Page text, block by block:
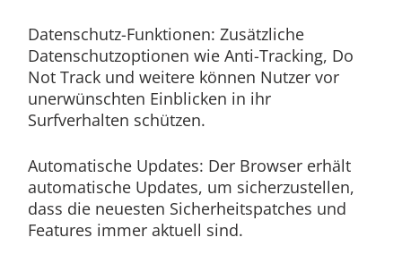
Datenschutz-Funktionen: Zusätzliche
Datenschutzoptionen wie Anti-Tracking, Do
Not Track und weitere können Nutzer vor
unerwünschten Einblicken in ihr
Surfverhalten schützen.
Automatische Updates: Der Browser erhält
automatische Updates, um sicherzustellen,
dass die neuesten Sicherheitspatches und
Features immer aktuell sind.